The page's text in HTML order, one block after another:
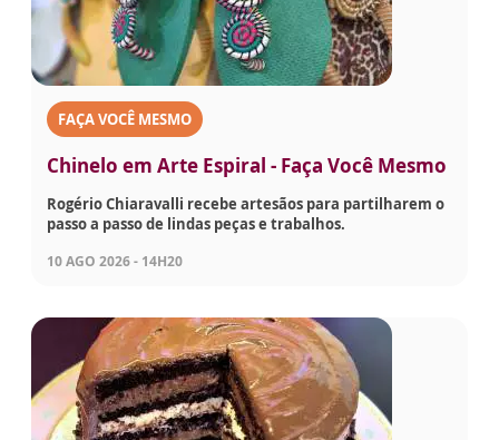
FAÇA VOCÊ MESMO
Chinelo em Arte Espiral - Faça Você Mesmo
Rogério Chiaravalli recebe artesãos para partilharem o
passo a passo de lindas peças e trabalhos.
10 AGO 2026 - 14H20